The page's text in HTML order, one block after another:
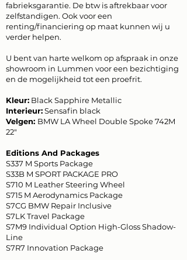
fabrieksgarantie. De btw is aftrekbaar voor
zelfstandigen. Ook voor een
renting/financiering op maat kunnen wij u
verder helpen.
U bent van harte welkom op afspraak in onze
showroom in Lummen voor een bezichtiging
en de mogelijkheid tot een proefrit.
Kleur: Black Sapphire Metallic
Interieur:Sensafin black
Velgen: BMW LA Wheel Double Spoke 742M
22"
Editions And Packages
S337 M Sports Package
S33B M SPORT PACKAGE PRO
S710 M Leather Steering Wheel
S715 M Aerodynamics Package
S7CG BMW Repair Inclusive
S7LK Travel Package
S7M9 Individual Option High-Gloss Shadow-
Line
S7R7 Innovation Package